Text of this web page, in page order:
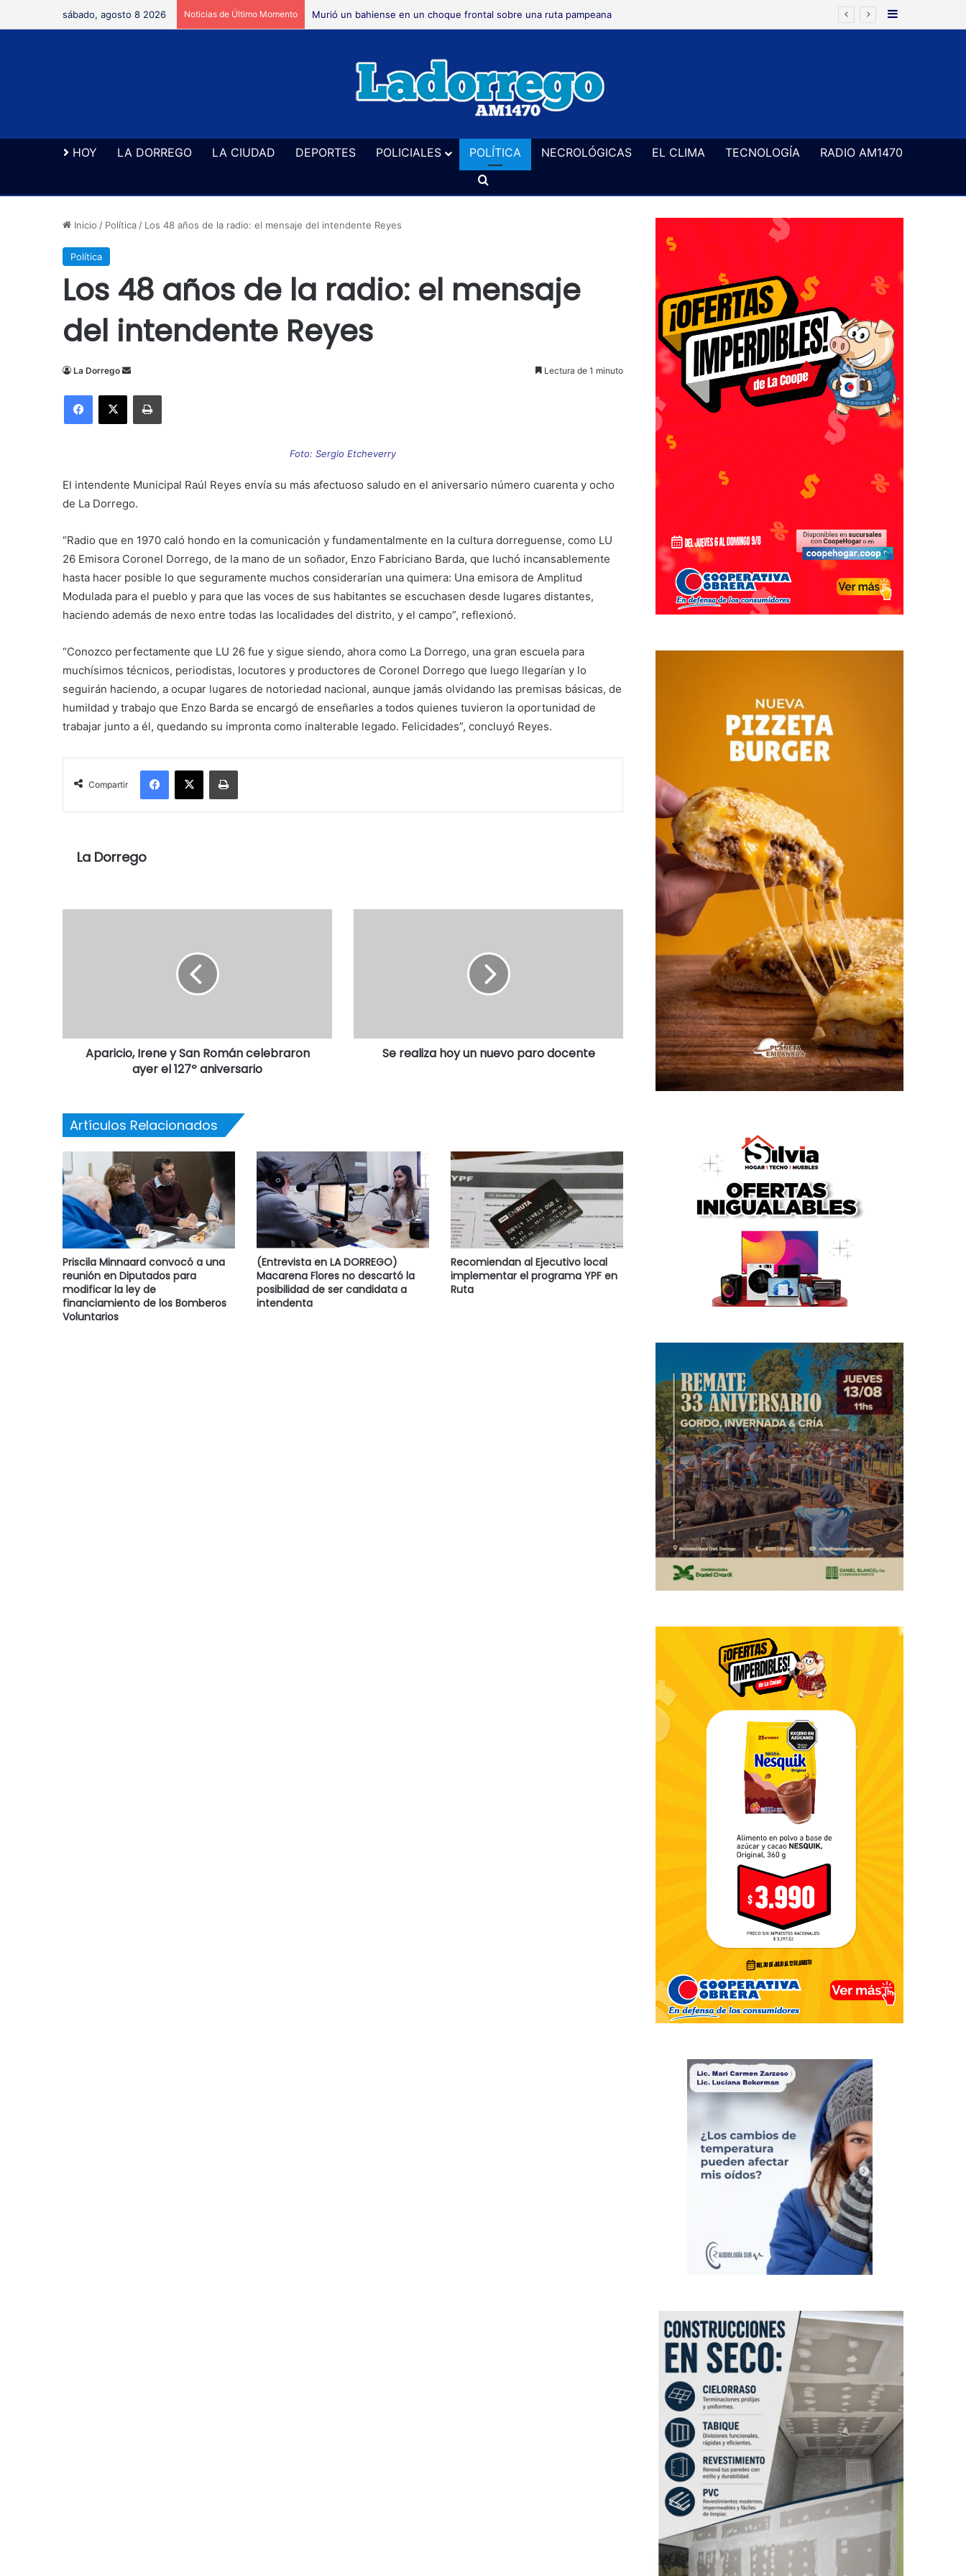
sábado, agosto 8 2026 Noticias de Último Momento Se realizará este sábado en el vivero un taller de cerveza artesanal Barra Lateral
HOY LA DORREGO LA CIUDAD DEPORTES POLICIALES POLÍTICA NECROLÓGICAS EL CLIMA TECNOLOGÍA
RADIO AM1470
Buscar
Inicio / Política / Los 48 años de la radio: el mensaje del intendente Reyes
Política
Los 48 años de la radio: el mensaje
del intendente Reyes
La Dorrego
Send
email
Lectura de 1 minuto
Facebook
X Imprimir
Foto: Sergio Etcheverry
El intendente Municipal Raúl Reyes envía su más afectuoso saludo en el aniversario número cuarenta y ocho
de La Dorrego.
“Radio que en 1970 caló hondo en la comunicación y fundamentalmente en la cultura dorreguense, como LU
26 Emisora Coronel Dorrego, de la mano de un soñador, Enzo Fabriciano Barda, que luchó incansablemente
hasta hacer posible lo que seguramente muchos considerarían una quimera: Una emisora de Amplitud
Modulada para el pueblo y para que las voces de sus habitantes se escuchasen desde lugares distantes,
haciendo además de nexo entre todas las localidades del distrito, y el campo”, reflexionó.
“Conozco perfectamente que LU 26 fue y sigue siendo, ahora como La Dorrego, una gran escuela para
muchísimos técnicos, periodistas, locutores y productores de Coronel Dorrego que luego llegarían y lo
seguirán haciendo, a ocupar lugares de notoriedad nacional, aunque jamás olvidando las premisas básicas, de
humildad y trabajo que Enzo Barda se encargó de enseñarles a todos quienes tuvieron la oportunidad de
trabajar junto a él, quedando su impronta como inalterable legado. Felicidades”, concluyó Reyes.
Compartir
Facebook
X Imprimir
La Dorrego
Aparicio, Irene y San Román celebraron
ayer el 127º aniversario
Se realiza hoy un nuevo paro docente
Artículos Relacionados
Priscila Minnaard convocó a una
reunión en Diputados para
modificar la ley de
financiamiento de los Bomberos
Voluntarios
(Entrevista en LA DORREGO)
Macarena Flores no descartó la
posibilidad de ser candidata a
intendenta
Recomiendan al Ejecutivo local
implementar el programa YPF en
Ruta